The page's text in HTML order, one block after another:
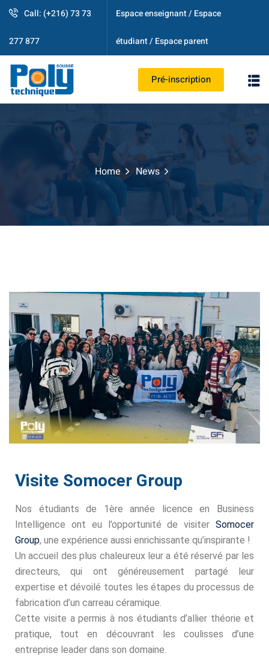
Call: (+216) 73 73
277 877
Espace enseignant / Espace
étudiant / Espace parent
Pré-inscription
& AI
Home News
Visite Somocer Group
Nos étudiants de 1ère année licence en Business
Intelligence ont eu l’opportunité de visiter Somocer
Group, une expérience aussi enrichissante qu’inspirante !
Un accueil des plus chaleureux leur a été réservé par les
directeurs, qui ont généreusement partagé leur
expertise et dévoilé toutes les étapes du processus de
fabrication d’un carreau céramique.
Cette visite a permis à nos étudiants d’allier théorie et
pratique, tout en découvrant les coulisses d’une
entreprise leader dans son domaine.